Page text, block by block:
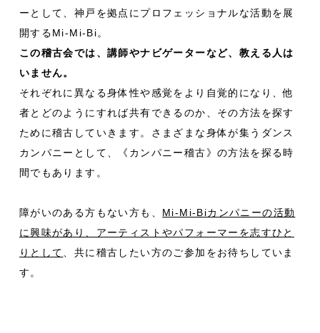
ーとして、神戸を拠点にプロフェッショナルな活動を展
開するMi-Mi-Bi。
この稽古会では、講師やナビゲーターなど、教える人は
いません。
それぞれに異なる身体性や感覚をより自覚的になり、他
者とどのようにすれば共有できるのか、その方法を探す
ために稽古していきます。さまざまな身体が集うダンス
カンパニーとして、《カンパニー稽古》の方法を探る時
間でもあります。
障がいのある方もない方も、 Mi-Mi-Biカンパニーの活動
に興味があり、アーティストやパフォーマーを志すひと
りとして
、共に稽古したい方のご参加をお待ちしていま
す。